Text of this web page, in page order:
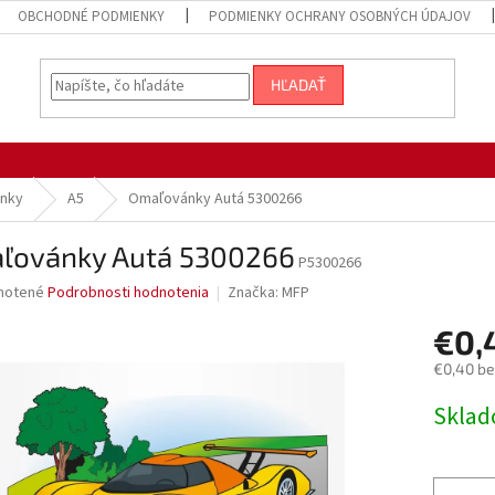
OBCHODNÉ PODMIENKY PODMIENKY OCHRANY OSOBNÝCH ÚDAJOV
HĽADAŤ
A5 Omaľovánky Autá 5300266
Autá 5300266P5300266
Podrobnosti hodnotenia Značka: MFP
€0,40
cena: